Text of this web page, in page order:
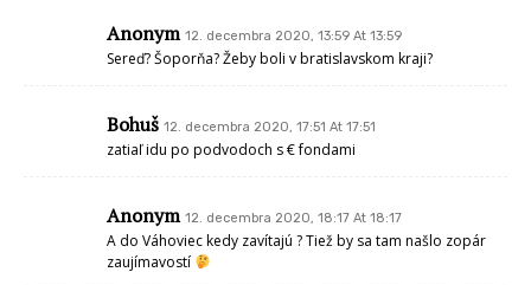
Anonym 12. decembra 2020, 13:59 At 13:59
Sereď? Šoporňa? Žeby boli v bratislavskom kraji?
Bohuš 12. decembra 2020, 17:51 At 17:51
zatiaľ idu po podvodoch s € fondami
Anonym 12. decembra 2020, 18:17 At 18:17
A do Váhoviec kedy zavítajú ? Tiež by sa tam našlo zopár
zaujímavostí